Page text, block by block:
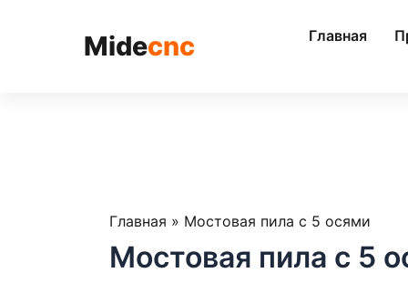
Midecnc Главная
Главная » Мостовая пила с 5 осями
Мостовая пила с 5